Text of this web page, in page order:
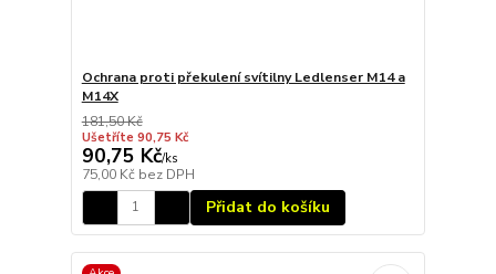
Ochrana proti překulení svítilny Ledlenser M14 a
M14X
181,50 Kč
Ušetříte 90,75 Kč
90,75 Kč/ks
75,00 Kč bez DPH
Přidat do košíku